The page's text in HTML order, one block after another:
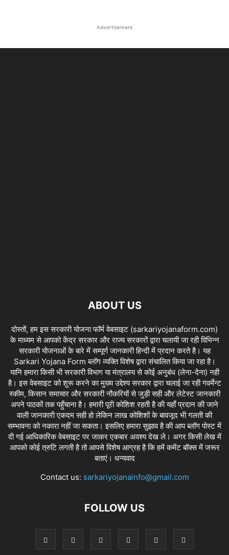
Advertisement
ABOUT US
दोस्तों, हम इस सरकारी योजना फॉर्म वेबसाइट (sarkariyojanaform.com)
के माध्यम से आपको केंद्र सरकार और राज्य सरकारों द्वारा चलायी जा रही विभिन्न
सरकारी योजनाओं के बारे में सम्पूर्ण जानकारी हिन्दी में प्रदान करते है। यह
Sarkari Yojana Form ब्लॉग व्यक्ति विशेष द्वारा संचालित किया जा रहा है।
यानि हमारा किसी भी सरकारी विभाग या मंत्रालय से कोई अनुबंध (लेना-देना) नही
है। इस वेबसाइट को शुरू करने का मुख्य उद्देश्य सरकार द्वारा चलाई जा रही गवर्मेन्ट
स्कीम, किसान समाचार और सरकारी नौकरियों से जुड़ी सही और लेटेस्ट जानकारी
अपने पाठकों तक पहुँचाना है। हमारी पूरी कोशिश रहती है की यहाँ प्रदान की जाने
वाली जानकारी एकदम सही हो लेकिन लाख कोशिशों के बावजूद भी गलती की
सम्भावना को नकारा नहीं जा सकता। इसलिए हमारा सुझाव है की आप ब्लॉग पोस्ट में
दी गई आधिकारिक वेबसाइट पर जाकर एकबार अवश्य देख ले। अगर किसी लेख में
आपको कोई त्रुटि लगती है तो आपसे विशेष आग्रह है कि हमें कमेंट बॉक्स में जरूर
बताएं। धन्यवाद
Contact us: sarkariyojanainfo@gmail.com
FOLLOW US